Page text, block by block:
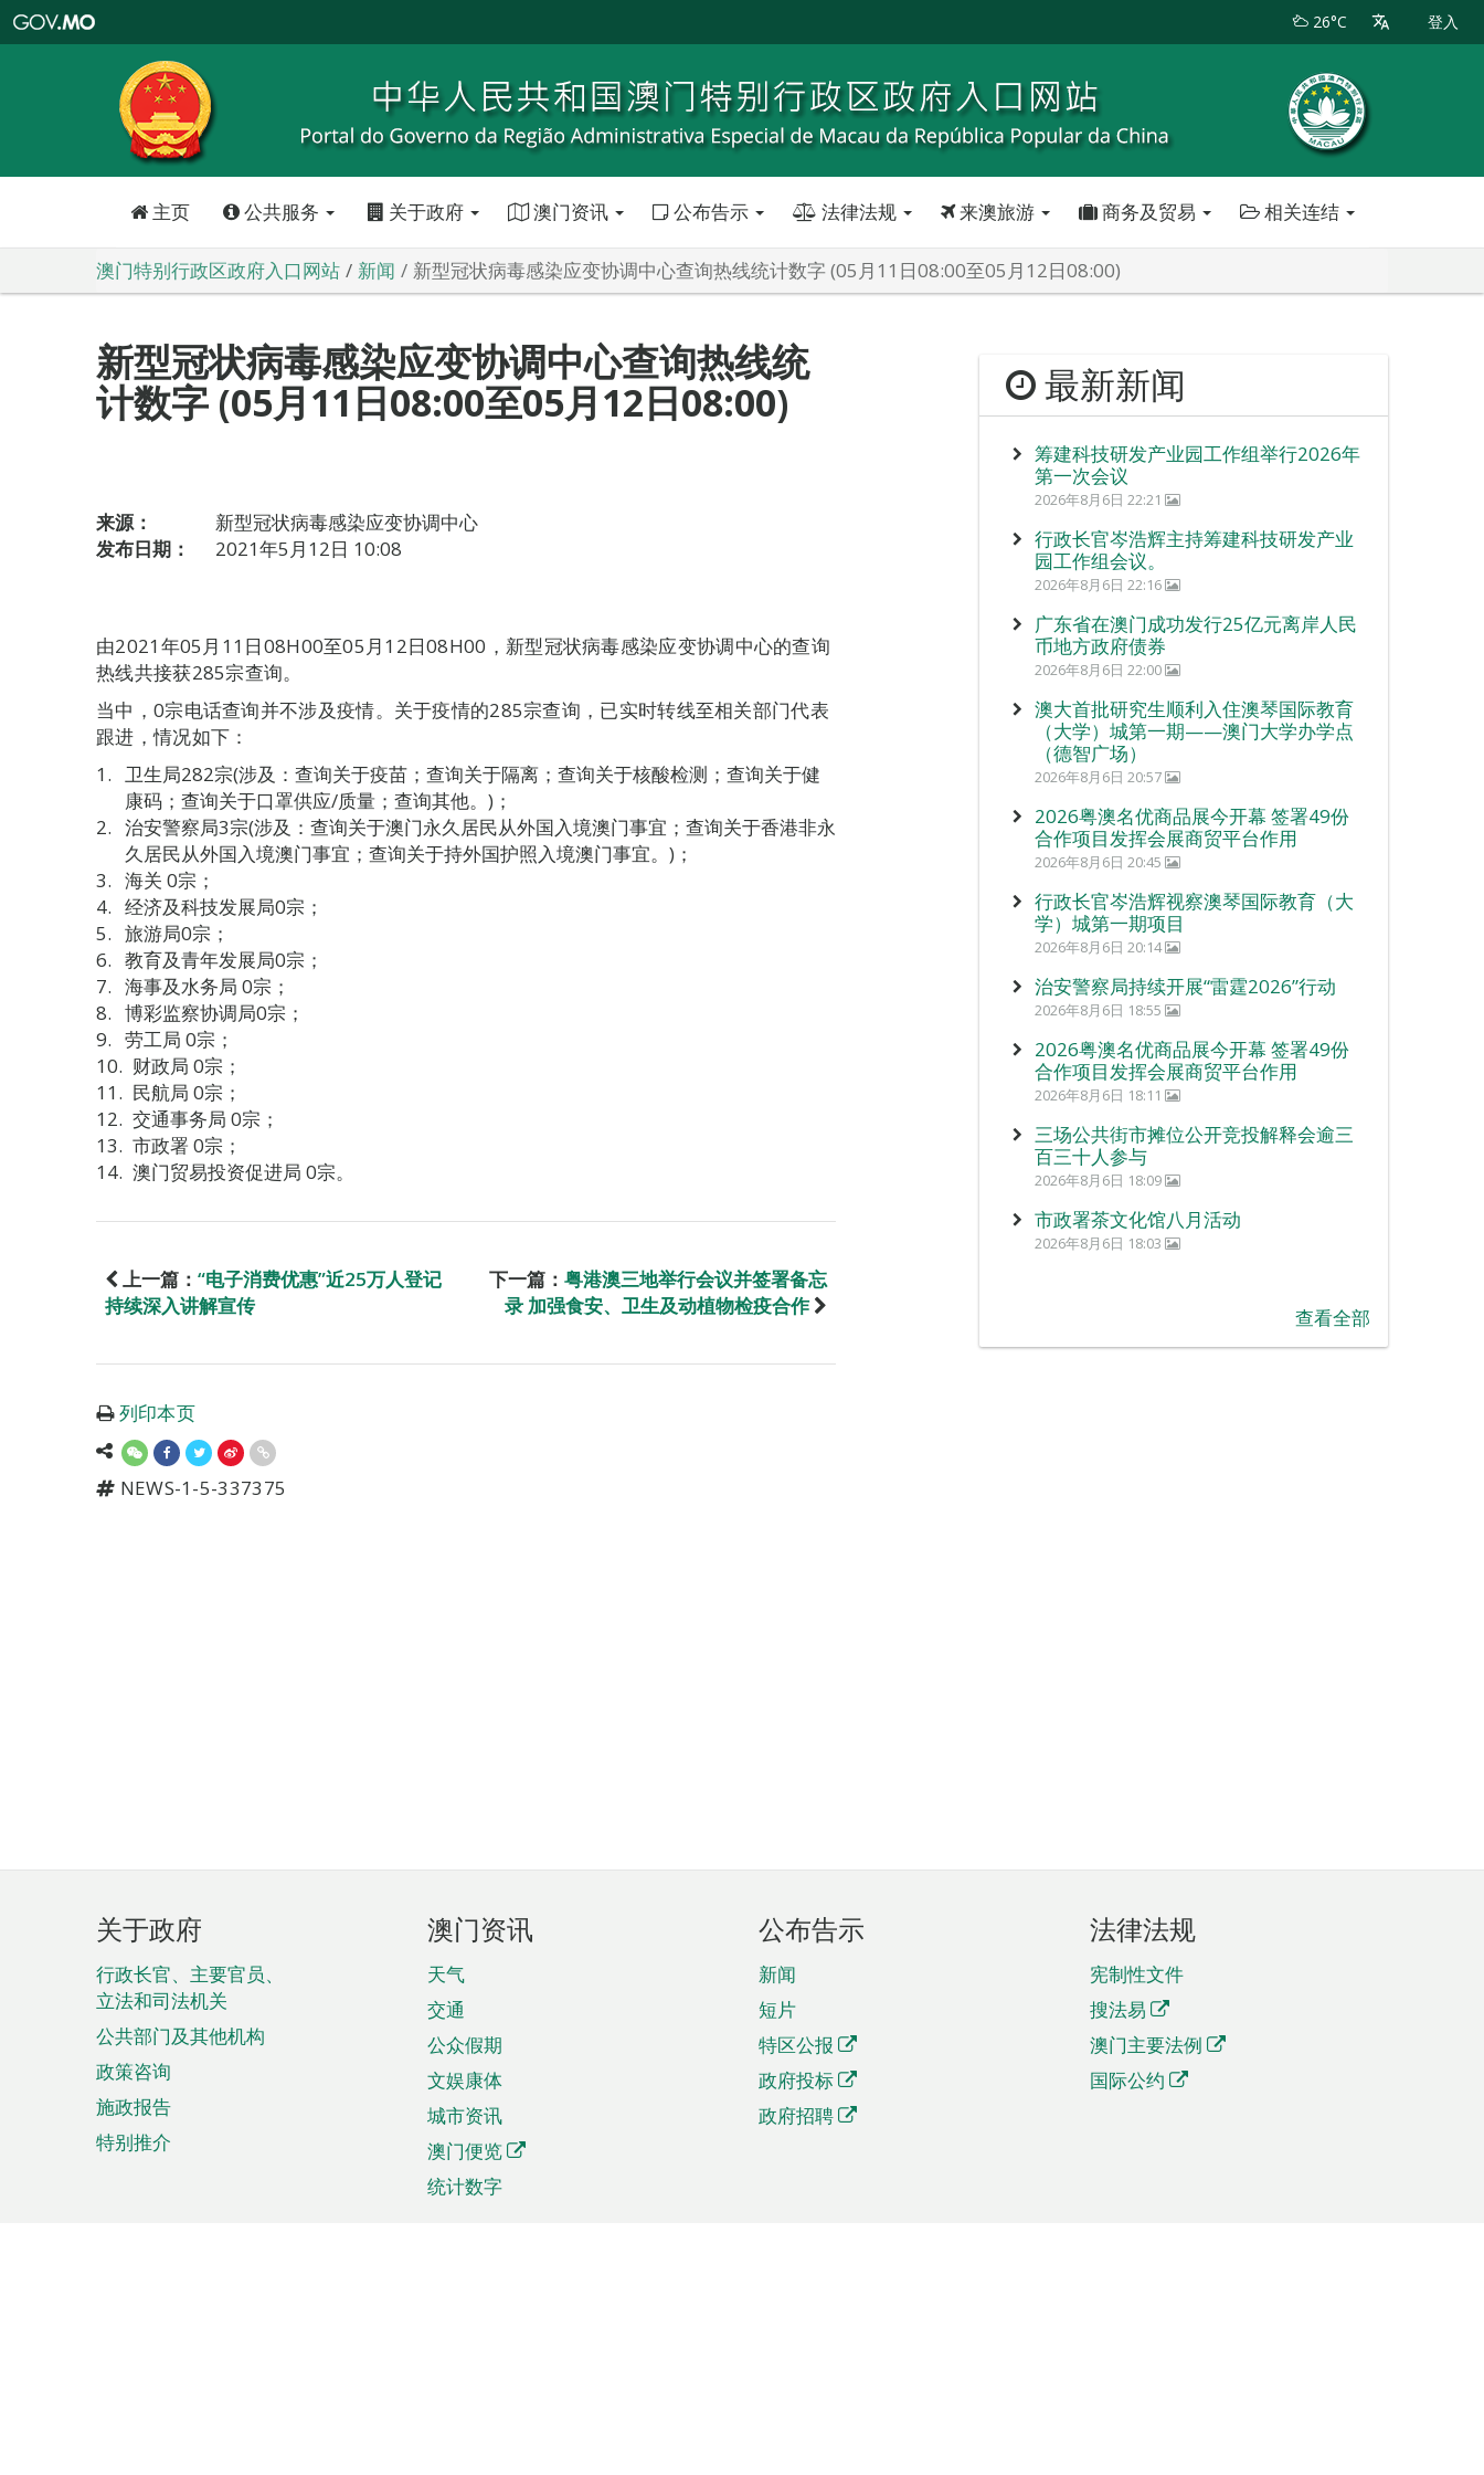
特
政
区
政
口
26°C 登入
主页 公共服务 关于政府 澳门资讯 公布告示 法律法规 来澳旅游 商务及贸易 相关连结
澳门特别行政区政府入口网站 新闻 新型冠状病毒感染应变协调中心查询热线统计数字 (05月11日08:00至05月12日08:00)
新型冠状病毒感染应变协调中心查询热线统
计数字 (05月11日08:00至05月12日08:00)
来源：
新型冠状病毒感染应变协调中心
发布日期：
2021年5月12日 10:08
由2021年05月11日08H00至05月12日08H00，新型冠状病毒感染应变协调中心的查询
热线共接获285宗查询。
当中，0宗电话查询并不涉及疫情。关于疫情的285宗查询，已实时转线至相关部门代表
跟进，情况如下：
卫生局282宗(涉及：查询关于疫苗；查询关于隔离；查询关于核酸检测；查询关于健
康码；查询关于口罩供应/质量；查询其他。)；
治安警察局3宗(涉及：查询关于澳门永久居民从外国入境澳门事宜；查询关于香港非永
久居民从外国入境澳门事宜；查询关于持外国护照入境澳门事宜。)；
海关 0宗；
经济及科技发展局0宗；
旅游局0宗；
教育及青年发展局0宗；
海事及水务局 0宗；
博彩监察协调局0宗；
劳工局 0宗；
财政局 0宗；
民航局 0宗；
交通事务局 0宗；
市政署 0宗；
澳门贸易投资促进局 0宗。
上一篇： “电子消费优惠”近25万人登记
持续深入讲解宣传
下一篇： 粤港澳三地举行会议并签署备忘
录 加强食安、卫生及动植物检疫合作
列印本页
NEWS-1-5-337375
最新新闻
筹建科技研发产业园工作组举行2026年
第一次会议
2026年8月6日 22:21
行政长官岑浩辉主持筹建科技研发产业
园工作组会议。
2026年8月6日 22:16
广东省在澳门成功发行25亿元离岸人民
币地方政府债券
2026年8月6日 22:00
澳大首批研究生顺利入住澳琴国际教育
（大学）城第一期——澳门大学办学点
（德智广场）
2026年8月6日 20:57
2026粤澳名优商品展今开幕 签署49份
合作项目发挥会展商贸平台作用
2026年8月6日 20:45
行政长官岑浩辉视察澳琴国际教育（大
学）城第一期项目
2026年8月6日 20:14
治安警察局持续开展“雷霆2026”行动
2026年8月6日 18:55
2026粤澳名优商品展今开幕 签署49份
合作项目发挥会展商贸平台作用
2026年8月6日 18:11
三场公共街市摊位公开竞投解释会逾三
百三十人参与
2026年8月6日 18:09
市政署茶文化馆八月活动
2026年8月6日 18:03
查看全部
页
脚
菜
单
关于政府
行政长官、主要官员、
立法和司法机关
公共部门及其他机构
政策咨询
施政报告
特别推介
澳门资讯
天气
交通
公众假期
文娱康体
城市资讯
澳门便览
统计数字
公布告示
新闻
短片
特区公报
政府投标
政府招聘
法律法规
宪制性文件
搜法易
澳门主要法例
国际公约